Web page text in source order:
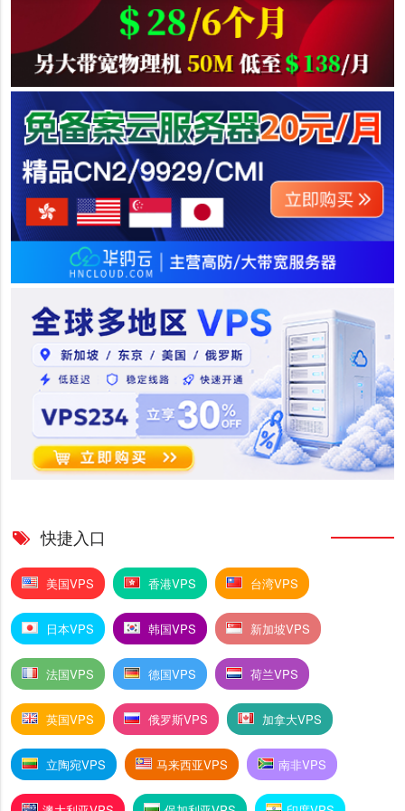
快捷入口
美国VPS 香港VPS 台湾VPS
日本VPS 韩国VPS 新加坡VPS
法国VPS 德国VPS 荷兰VPS
英国VPS 俄罗斯VPS 加拿大VPS
立陶宛VPS 马来西亚VPS 南非VPS